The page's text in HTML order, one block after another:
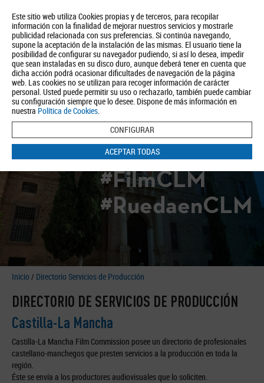
Este sitio web utiliza Cookies propias y de terceros, para recopilar
información con la finalidad de mejorar nuestros servicios y mostrarle
publicidad relacionada con sus preferencias. Si continúa navegando,
supone la aceptación de la instalación de las mismas. El usuario tiene la
posibilidad de configurar su navegador pudiendo, si así lo desea, impedir
que sean instaladas en su disco duro, aunque deberá tener en cuenta que
dicha acción podrá ocasionar dificultades de navegación de la página
web. Las cookies no se utilizan para recoger información de carácter
personal. Usted puede permitir su uso o rechazarlo, también puede cambiar
su configuración siempre que lo desee. Dispone de más información en
nuestra Política de Cookies.
CONFIGURAR
ACEPTAR TODAS
Quiénes somos Turismo Política de Privacidad Aviso Legal
Política de Cookies
BUSCAR
#FilmCLM
#RuedaenCLM
Inicio / Directorio Servicios de Producción
DIRECTORIO DE SERVICIOS DE PRODUCCIÓN
Castilla-La Mancha
Castilla-La Mancha Film Commission posee un directorio de profesionales
castellano-manchegos que presten servicios a la producción en toda la
región.
Éste se envía a los productores audiovisuales que lo soliciten.